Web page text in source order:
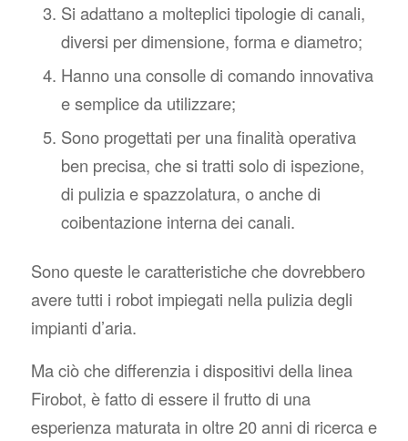
Si adattano a molteplici tipologie di canali,
diversi per dimensione, forma e diametro;
Hanno una consolle di comando innovativa
e semplice da utilizzare;
Sono progettati per una finalità operativa
ben precisa, che si tratti solo di ispezione,
di pulizia e spazzolatura, o anche di
coibentazione interna dei canali.
Sono queste le caratteristiche che dovrebbero
avere tutti i robot impiegati nella pulizia degli
impianti d’aria.
Ma ciò che differenzia i dispositivi della linea
Firobot, è fatto di essere il frutto di una
esperienza maturata in oltre 20 anni di ricerca e